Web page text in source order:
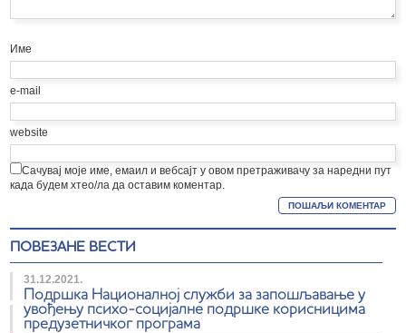
Име
e-mail
website
Сачувај моје име, емаил и вебсајт у овом претраживачу за наредни пут
када будем хтео/ла да оставим коментар.
ПОВЕЗАНЕ ВЕСТИ
31.12.2021.
Подршка Националној служби за запошљавање у
увођењу психо-социјалне подршке корисницима
предузетничког програма